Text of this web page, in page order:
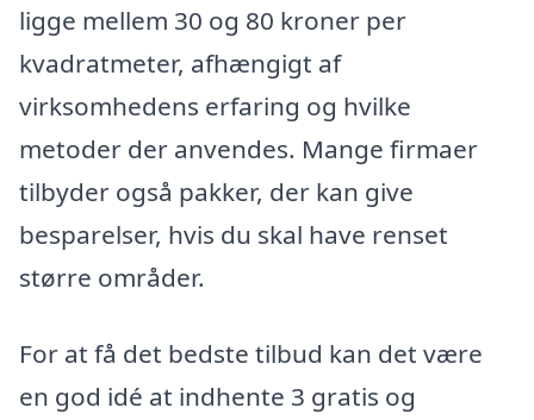
ligge mellem 30 og 80 kroner per
kvadratmeter, afhængigt af
virksomhedens erfaring og hvilke
metoder der anvendes. Mange firmaer
tilbyder også pakker, der kan give
besparelser, hvis du skal have renset
større områder.
For at få det bedste tilbud kan det være
en god idé at indhente 3 gratis og